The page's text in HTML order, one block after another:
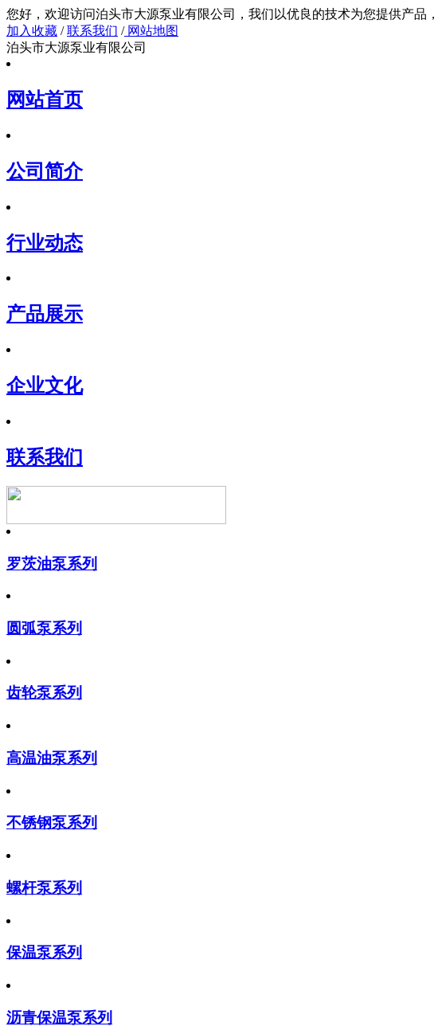
您好，欢迎访问泊头市大源泵业有限公司，我们以优良的技术
加入收藏 /联系我们 /网站地图
泊头市大源泵业有限公司
网站首页
公司简介
行业动态
产品展示
企业文化
联系我们
罗茨油泵系列
圆弧泵系列
齿轮泵系列
高温油泵系列
不锈钢泵系列
螺杆泵系列
保温泵系列
沥青保温泵系列